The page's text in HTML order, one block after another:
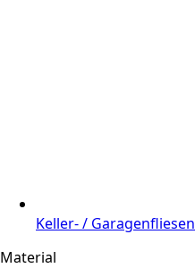
Keller- / Garagenfliesen
Material